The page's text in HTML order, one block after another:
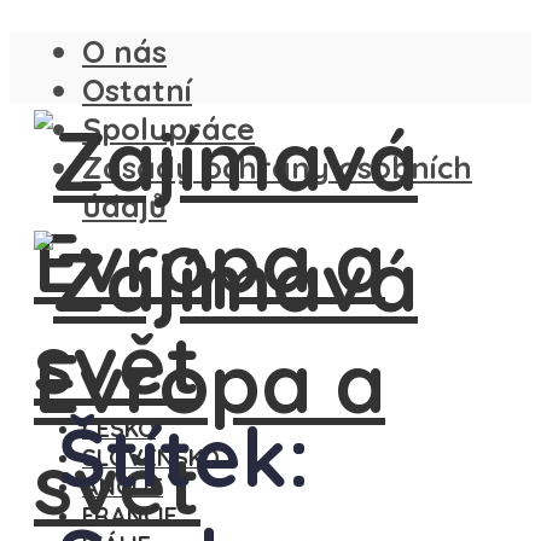
O nás
Ostatní
Spolupráce
Zásady ochrany osobních
údajů
ČESKO
SLOVENSKO
ANGLIE
FRANCIE
Štítek: